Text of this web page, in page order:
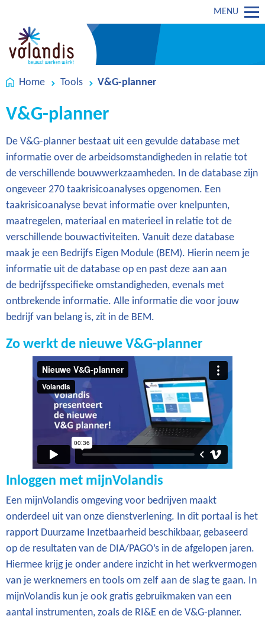
MENU
Home Tools V&G-planner
V&G-planner
De V&G-planner bestaat uit een gevulde database met
informatie over de arbeidsomstandigheden in relatie tot
de verschillende bouwwerkzaamheden. In de database zijn
ongeveer 270 taakrisicoanalyses opgenomen. Een
taakrisicoanalyse bevat informatie over knelpunten,
maatregelen, materiaal en materieel in relatie tot de
verschillende bouwactiviteiten. Vanuit deze database
maak je een Bedrijfs Eigen Module (BEM). Hierin neem je
informatie uit de database op en past deze aan aan
de bedrijfsspecifieke omstandigheden, evenals met
ontbrekende informatie. Alle informatie die voor jouw
bedrijf van belang is, zit in de BEM.
Zo werkt de nieuwe V&G-planner
Inloggen met mijnVolandis
Een mijnVolandis omgeving voor bedrijven maakt
onderdeel uit van onze dienstverlening. In dit portaal is het
rapport Duurzame Inzetbaarheid beschikbaar, gebaseerd
op de resultaten van de DIA/PAGO’s in de afgelopen jaren.
Hiermee krijg je onder andere inzicht in het werkvermogen
van je werknemers en tools om zelf aan de slag te gaan. In
mijnVolandis kun je ook gratis gebruikmaken van een
aantal instrumenten, zoals de RI&E en de V&G-planner.